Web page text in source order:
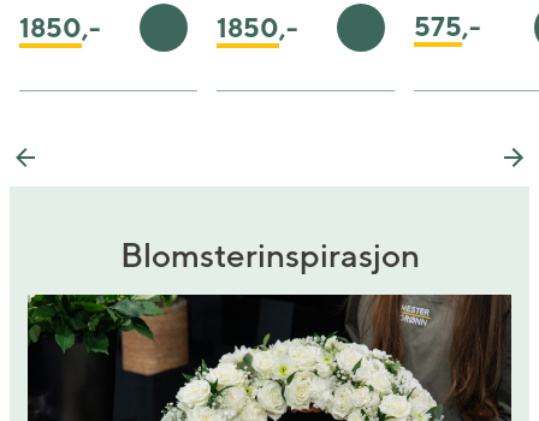
1850,- Legg i handlekurv
1850,- Legg i handlekurv
575,-
Previous
Blomsterinspirasjon